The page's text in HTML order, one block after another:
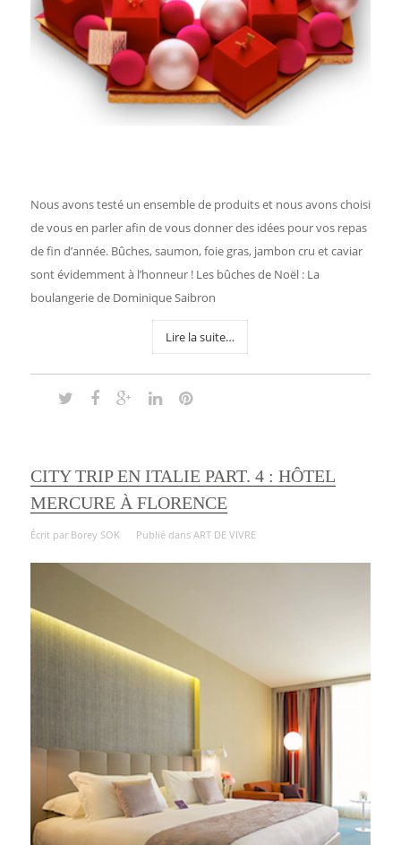
Nous avons testé un ensemble de produits et nous avons choisi
de vous en parler afin de vous donner des idées pour vos repas
de fin d’année. Bûches, saumon, foie gras, jambon cru et caviar
sont évidemment à l’honneur ! Les bûches de Noël : La
boulangerie de Dominique Saibron
Lire la suite…
CITY TRIP EN ITALIE PART. 4 : HÔTEL
MERCURE À FLORENCE
Écrit par Borey SOK Publié dans ART DE VIVRE